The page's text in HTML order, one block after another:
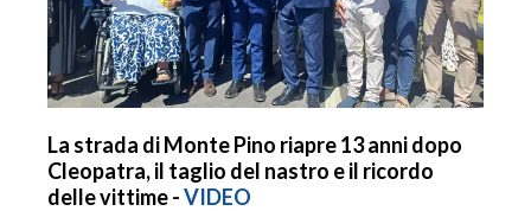
La strada di Monte Pino riapre 13 anni dopo
Cleopatra, il taglio del nastro e il ricordo
delle vittime -VIDEO